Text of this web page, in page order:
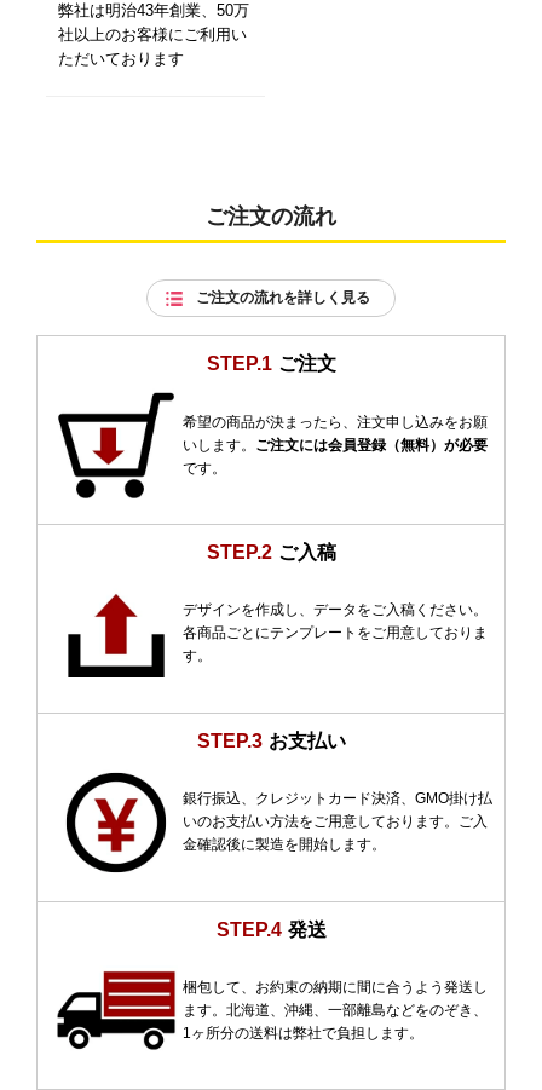
弊社は明治43年創業、50万
社以上のお客様にご利用い
ただいております
ご注文の流れ
ご注文の流れを詳しく見る
STEP.1 ご注文
希望の商品が決まったら、注文申し込みをお願
いします。 ご注文には会員登録（無料）が必要
です。
STEP.2 ご入稿
デザインを作成し、データをご入稿ください。
各商品ごとにテンプレートをご用意しておりま
す。
STEP.3 お支払い
銀行振込、クレジットカード決済、GMO掛け払
いのお支払い方法をご用意しております。ご入
金確認後に製造を開始します。
STEP.4 発送
梱包して、お約束の納期に間に合うよう発送し
ます。北海道、沖縄、一部離島などをのぞき、
1ヶ所分の送料は弊社で負担します。